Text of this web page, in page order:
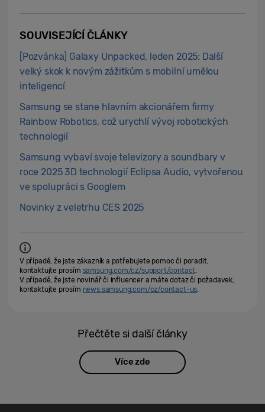
SOUVISEJÍCÍ ČLÁNKY
[Pozvánka] Galaxy Unpacked, leden 2025: Další
velký skok k novým zážitkům s mobilní umělou
inteligencí
Samsung se stane hlavním akcionářem firmy
Rainbow Robotics, což urychlí vývoj robotických
technologií
Samsung vybaví svoje televizory a soundbary v
roce 2025 3D technologií Eclipsa Audio, vytvořenou
ve spolupráci s Googlem
Novinky z veletrhu CES 2025
V případě, že jste zákazník a potřebujete pomoc či poradit,
kontaktujte prosím samsung.com/cz/support/contact.
V případě, že jste novinář či influencer a máte dotaz či požadavek,
kontaktujte prosím news.samsung.com/cz/contact-us.
Přečtěte si další články
Více zde